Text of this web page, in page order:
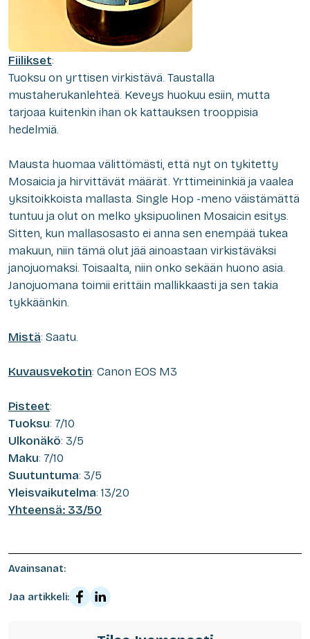
Fiilikset:
Tuoksu on yrttisen virkistävä. Taustalla
mustaherukanlehteä. Keveys huokuu esiin, mutta
tarjoaa kuitenkin ihan ok kattauksen trooppisia
hedelmiä.
Mausta huomaa välittömästi, että nyt on tykitetty
Mosaicia ja hirvittävät määrät. Yrttimeininkiä ja vaalea
yksitoikkoista mallasta. Single Hop -meno väistämättä
tuntuu ja olut on melko yksipuolinen Mosaicin esitys.
Sitten, kun mallasosasto ei anna sen enempää tukea
makuun, niin tämä olut jää ainoastaan virkistäväksi
janojuomaksi. Toisaalta, niin onko sekään huono asia.
Janojuomana toimii erittäin mallikkaasti ja sen takia
tykkäänkin.
Mistä: Saatu.
Kuvausvekotin: Canon EOS M3
Pisteet:
Tuoksu: 7/10
Ulkonäkö: 3/5
Maku: 7/10
Suutuntuma: 3/5
Yleisvaikutelma: 13/20
Yhteensä: 33/50
Avainsanat:
Jaa artikkeli: